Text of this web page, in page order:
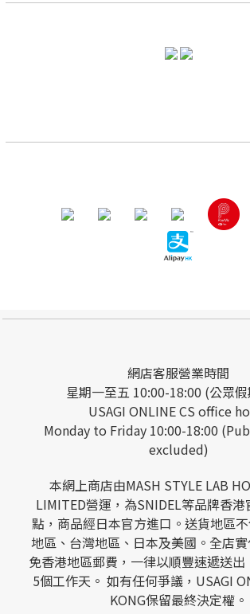
網店客服營業時間
星期一至五 10:00-18:00 (公眾
USAGI ONLINE CS office
Monday to Friday 10:00-18:00
excluded)
本網上商店由MASH STYLE LAB
LIMITED營運，為SNIDEL等品牌香
點，商品經日本官方進口。送貨地區
地區、台灣地區、日本及美國。全店
免香港地區郵費，一律以順豐速遞送
5個工作天。 如有任何爭議，USAGI
KONG保留最終決定權。